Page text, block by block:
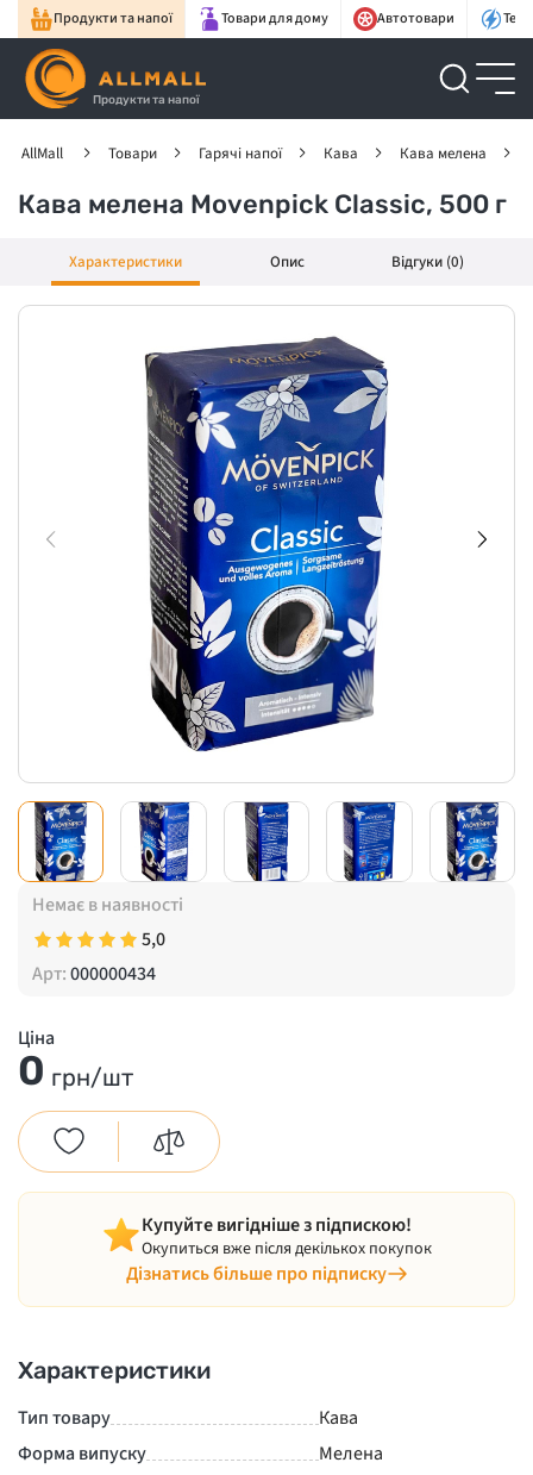
Продукти та напої Товари для дому Автотовари
Продукти та напої
AllMall Товари Гарячі напої Кава Кава мелена
Кава мелена Movenpick Classic, 500 г
Характеристики Опис Відгуки (0)
Немає в наявності
5,0
Арт:000000434
Ціна
0 грн/шт
Купуйте вигідніше з підпискою!
Окупиться вже після декількох покупок
Дізнатись більше про підписку
Характеристики
Тип товару
Кава
Форма випуску
Мелена